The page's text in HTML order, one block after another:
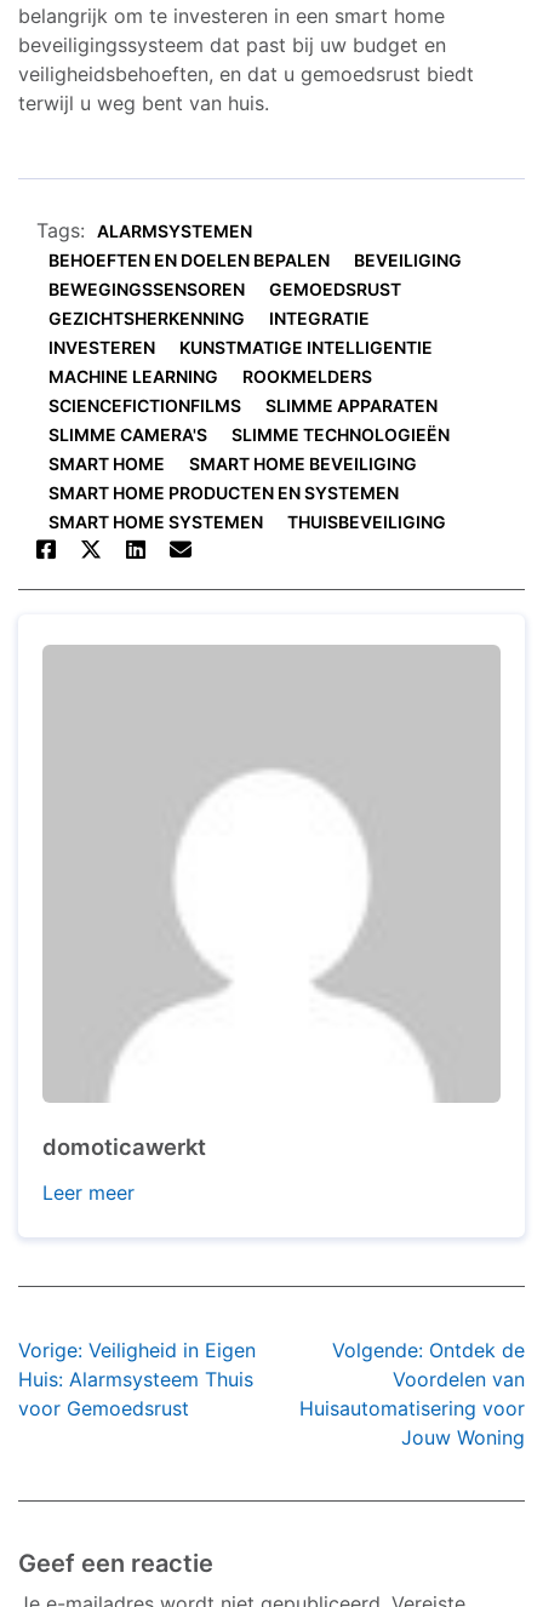
belangrijk om te investeren in een smart home
beveiligingssysteem dat past bij uw budget en
veiligheidsbehoeften, en dat u gemoedsrust biedt
terwijl u weg bent van huis.
Tags:
ALARMSYSTEMEN
BEHOEFTEN EN DOELEN BEPALEN
BEVEILIGING
BEWEGINGSSENSOREN
GEMOEDSRUST
GEZICHTSHERKENNING
INTEGRATIE
INVESTEREN
KUNSTMATIGE INTELLIGENTIE
MACHINE LEARNING
ROOKMELDERS
SCIENCEFICTIONFILMS
SLIMME APPARATEN
SLIMME CAMERA'S
SLIMME TECHNOLOGIEËN
SMART HOME
SMART HOME BEVEILIGING
SMART HOME PRODUCTEN EN SYSTEMEN
SMART HOME SYSTEMEN
THUISBEVEILIGING
domoticawerkt
Leer meer
Bericht
navigatie
Vorige: Veiligheid in Eigen
Huis: Alarmsysteem Thuis
voor Gemoedsrust
Volgende: Ontdek de
Voordelen van
Huisautomatisering voor
Jouw Woning
Geef een reactie